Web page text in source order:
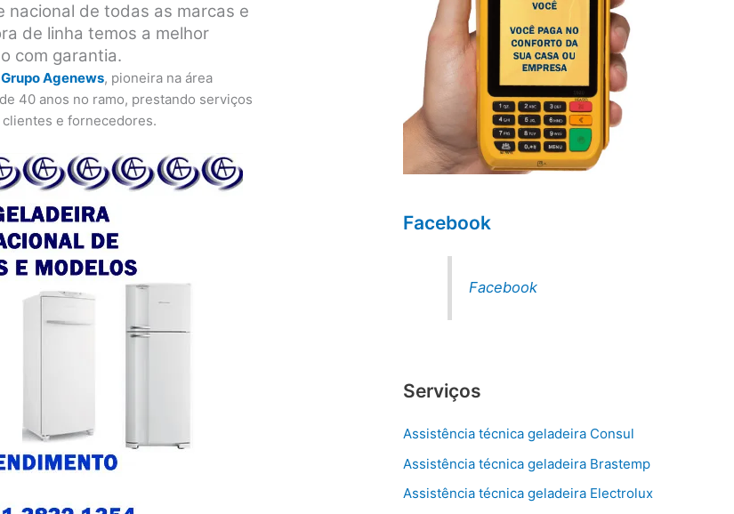
de todas as marcas e
de linha temos a melhor
com garantia.
Grupo Agenews, pioneira na área
40 anos no ramo, prestando serviços
e fornecedores.
Facebook
Facebook
Serviços
Assistência técnica geladeira Consul
Assistência técnica geladeira Brastemp
Assistência técnica geladeira Electrolux